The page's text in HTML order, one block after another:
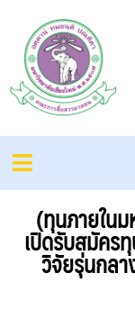
(ทุนภายใน
เปิดรับสมัคร
วิจัยรุ่นกล